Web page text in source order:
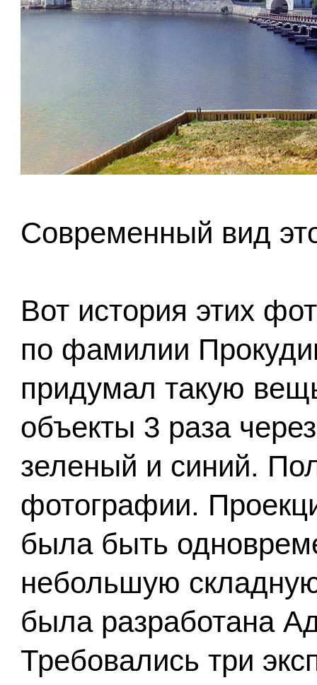
Современный вид
Вот история этих
по фамилии
придумал такую
объекты 3 раза
зеленый и синий.
фотографии.
была быть
небольшую
была разработана
Требовались три